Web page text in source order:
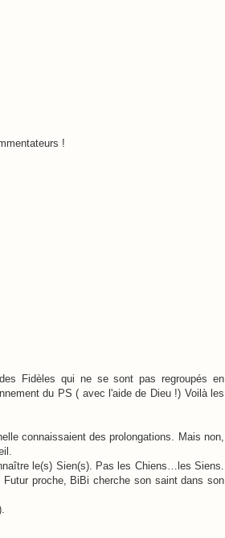
!
Fidèles qui ne se sont pas regroupés en
du PS ( avec l'aide de Dieu !) Voilà les
connaissaient des prolongations. Mais non,
le(s) Sien(s). Pas les Chiens…les Siens.
proche, BiBi cherche son saint dans son